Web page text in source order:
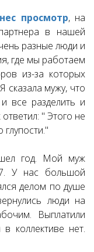
просмотр, на
в нашей
разные люди и
где мы работаем
из-за которых
сказала мужу, что
все разделить и
" Этого не
год. Мой муж
У нас большой
делом по душе
люди на
Выплатили
коллективе нет.